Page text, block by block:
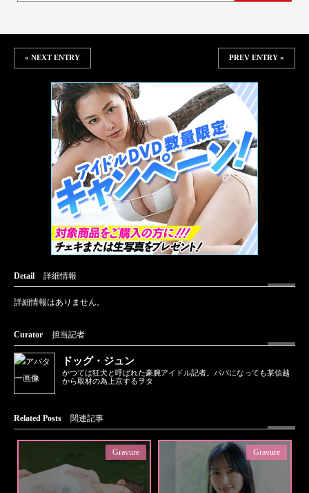
« NEXT ENTRY PREV ENTRY »
Detail 詳細情報
詳細情報はありません。
Curator 担当記者
ドッグ・ジュン
かつては狂犬と呼ばれた豪腕アイドル記者。パパになっても某信越
から取材の為上京するヲタ
Related Posts 関連記事
Gravure Gravure